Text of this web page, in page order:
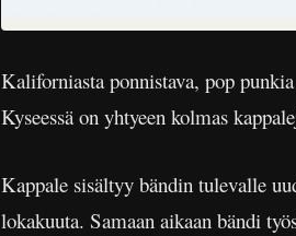
Kaliforniasta ponnistava, pop
Kyseessä on yhtyeen kolmas
Kappale sisältyy bändin tulevalle
lokakuuta. Samaan aikaan bändi